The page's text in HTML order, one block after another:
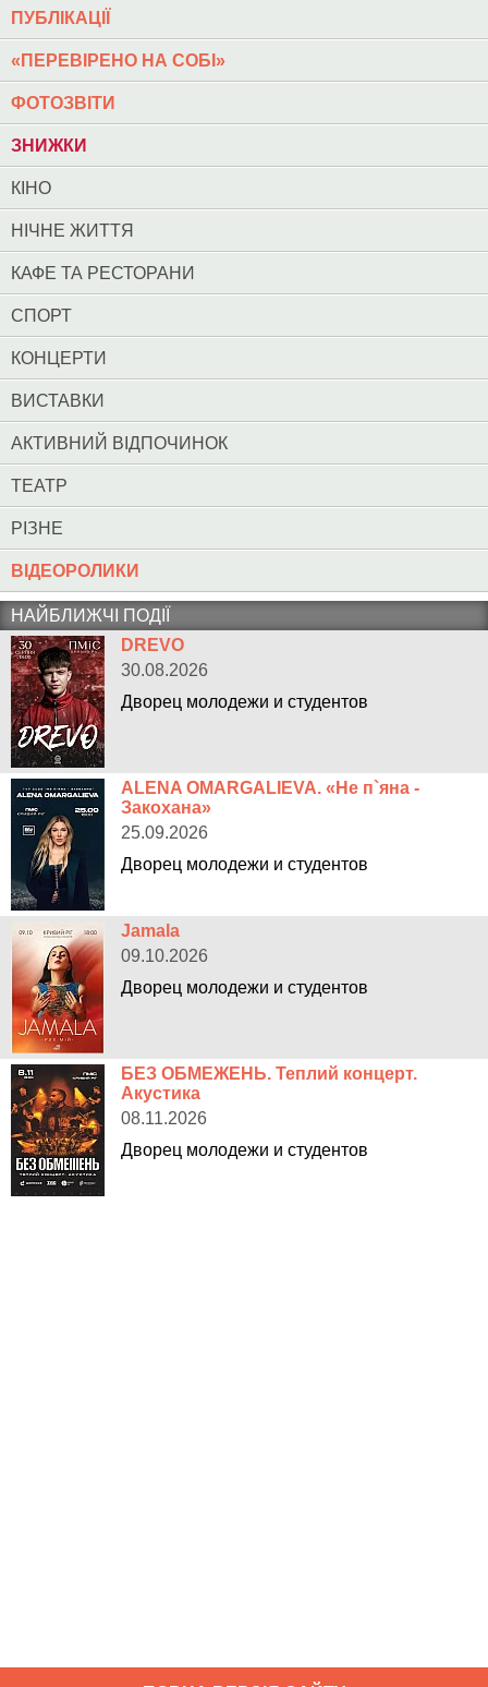
ПУБЛІКАЦІЇ
«ПЕРЕВІРЕНО НА СОБІ»
ФОТОЗВІТИ
ЗНИЖКИ
КІНО
НІЧНЕ ЖИТТЯ
КАФЕ ТА РЕСТОРАНИ
СПОРТ
КОНЦЕРТИ
ВИСТАВКИ
АКТИВНИЙ ВІДПОЧИНОК
ТЕАТР
РІЗНЕ
ВІДЕОРОЛИКИ
НАЙБЛИЖЧІ ПОДІЇ
DREVO
30.08.2026
Дворец молодежи и студентов
ALENA OMARGALIEVA. «Не п`яна -
Закохана»
25.09.2026
Дворец молодежи и студентов
Jamala
09.10.2026
Дворец молодежи и студентов
БЕЗ ОБМЕЖЕНЬ. Теплий концерт.
Акустика
08.11.2026
Дворец молодежи и студентов